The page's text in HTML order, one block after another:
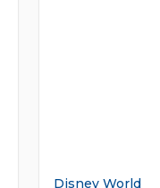
Disney World